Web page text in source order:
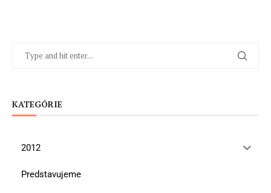
KATEGÓRIE
2012
Predstavujeme